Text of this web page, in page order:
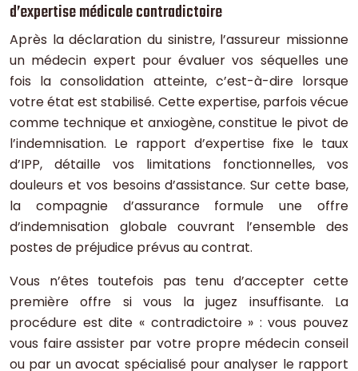
d’expertise médicale contradictoire
Après la déclaration du sinistre, l’assureur missionne
un médecin expert pour évaluer vos séquelles une
fois la consolidation atteinte, c’est-à-dire lorsque
votre état est stabilisé. Cette expertise, parfois vécue
comme technique et anxiogène, constitue le pivot de
l’indemnisation. Le rapport d’expertise fixe le taux
d’IPP, détaille vos limitations fonctionnelles, vos
douleurs et vos besoins d’assistance. Sur cette base,
la compagnie d’assurance formule une offre
d’indemnisation globale couvrant l’ensemble des
postes de préjudice prévus au contrat.
Vous n’êtes toutefois pas tenu d’accepter cette
première offre si vous la jugez insuffisante. La
procédure est dite « contradictoire » : vous pouvez
vous faire assister par votre propre médecin conseil
ou par un avocat spécialisé pour analyser le rapport